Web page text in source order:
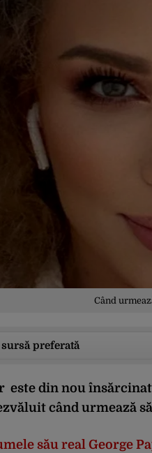
Când
preferată
este din nou
când urmează
său real George